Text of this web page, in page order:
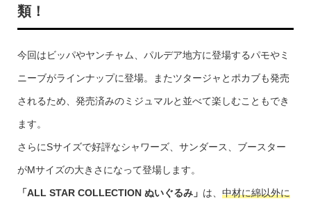
類！
今回はビッパやヤンチャム、パルデア地方に登場するパモやミ
ニーブがラインナップに登場。またツタージャとポカブも発売
されるため、発売済みのミジュマルと並べて楽しむこともでき
ます。
さらにSサイズで好評なシャワーズ、サンダース、ブースター
がMサイズの大きさになって登場します。
「ALL STAR COLLECTION ぬいぐるみ」 は、 中材に綿以外に